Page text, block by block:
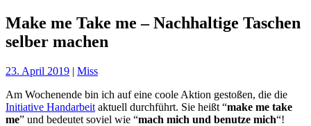
Make me Take me – Nachhaltige Taschen
selber machen
23. April 2019 | Miss
Am Wochenende bin ich auf eine coole Aktion gestoßen, die die
Initiative Handarbeit aktuell durchführt. Sie heißt “make me take
me” und bedeutet soviel wie “mach mich und benutze mich“!